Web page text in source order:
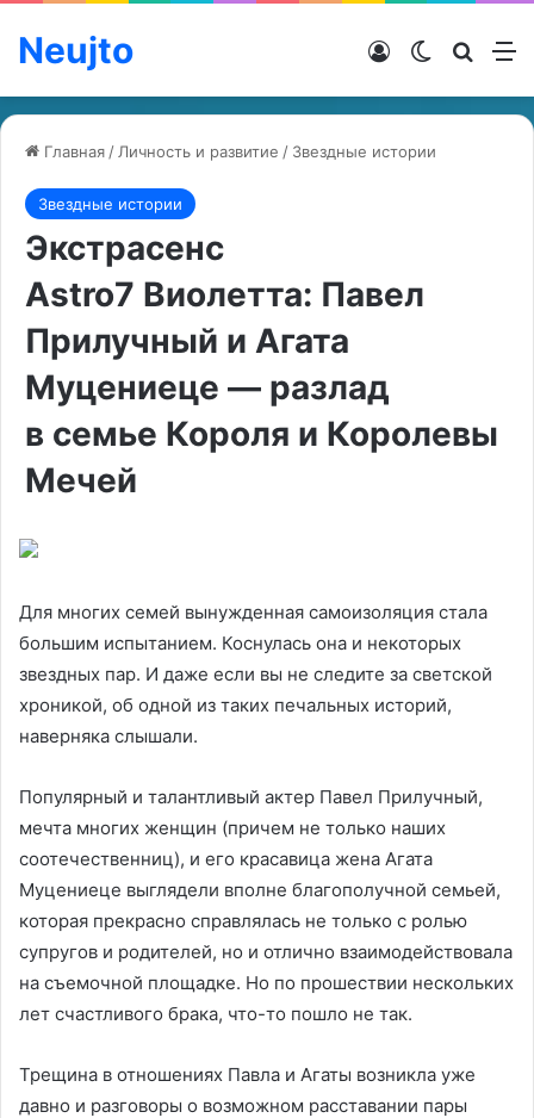
Neujto Switch skin
Войти
Главная / Личность и развитие / Звездные истории
Звездные истории
Экстрасенс
Astro7 Виолетта: Павел
Прилучный и Агата
Муцениеце — разлад
в семье Короля и Королевы
Мечей
Для многих семей вынужденная самоизоляция стала
большим испытанием. Коснулась она и некоторых
звездных пар. И даже если вы не следите за светской
хроникой, об одной из таких печальных историй,
наверняка слышали.
Популярный и талантливый актер Павел Прилучный,
мечта многих женщин (причем не только наших
соотечественниц), и его красавица жена Агата
Муцениеце выглядели вполне благополучной семьей,
которая прекрасно справлялась не только с ролью
супругов и родителей, но и отлично взаимодействовала
на съемочной площадке. Но по прошествии нескольких
лет счастливого брака, что-то пошло не так.
Трещина в отношениях Павла и Агаты возникла уже
давно и разговоры о возможном расставании пары